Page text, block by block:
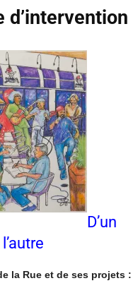
d’intervention
D’un
la Rue et de ses projets :